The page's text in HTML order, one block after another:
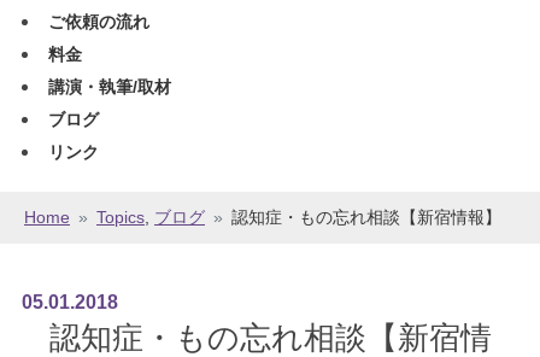
ご依頼の流れ
料金
講演・執筆/取材
ブログ
リンク
Home » Topics ブログ » 認知症・もの忘れ相談【新宿情報】
05.01.2018
認知症・もの忘れ相談【新宿情